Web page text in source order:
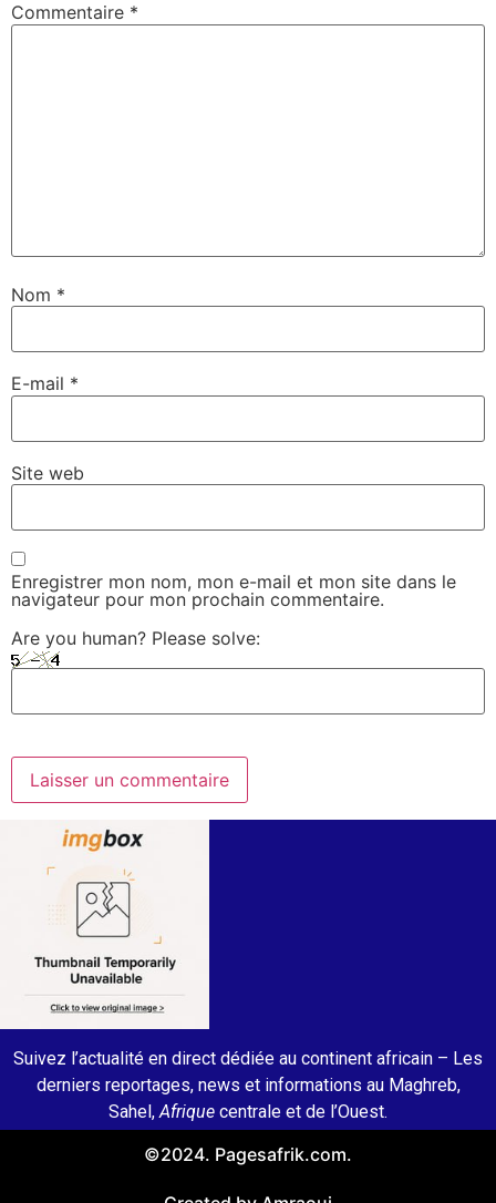
Commentaire *
Nom *
E-mail *
Site web
Enregistrer mon nom, mon e-mail et mon site dans le
navigateur pour mon prochain commentaire.
Are you human? Please solve:
Suivez l’actualité en direct dédiée au continent africain – Les
derniers reportages, news et informations au Maghreb,
Sahel, Afrique centrale et de l’Ouest.
©2024. Pagesafrik.com.